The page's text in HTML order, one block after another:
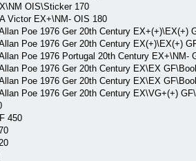
OIS\Sticker 170
Victor EX+\NM- OIS 180
Poe 1976 Ger 20th Century EX+(+)\EX(+)
Poe 1976 Ger 20th Century EX(+)\EX(+)
Poe 1976 Portugal 20th Century EX+\NM-
Poe 1976 Ger 20th Century EX\EX
Poe 1976 Ger 20th Century EX\EX
Poe 1976 Ger 20th Century EX\VG+(+)
450